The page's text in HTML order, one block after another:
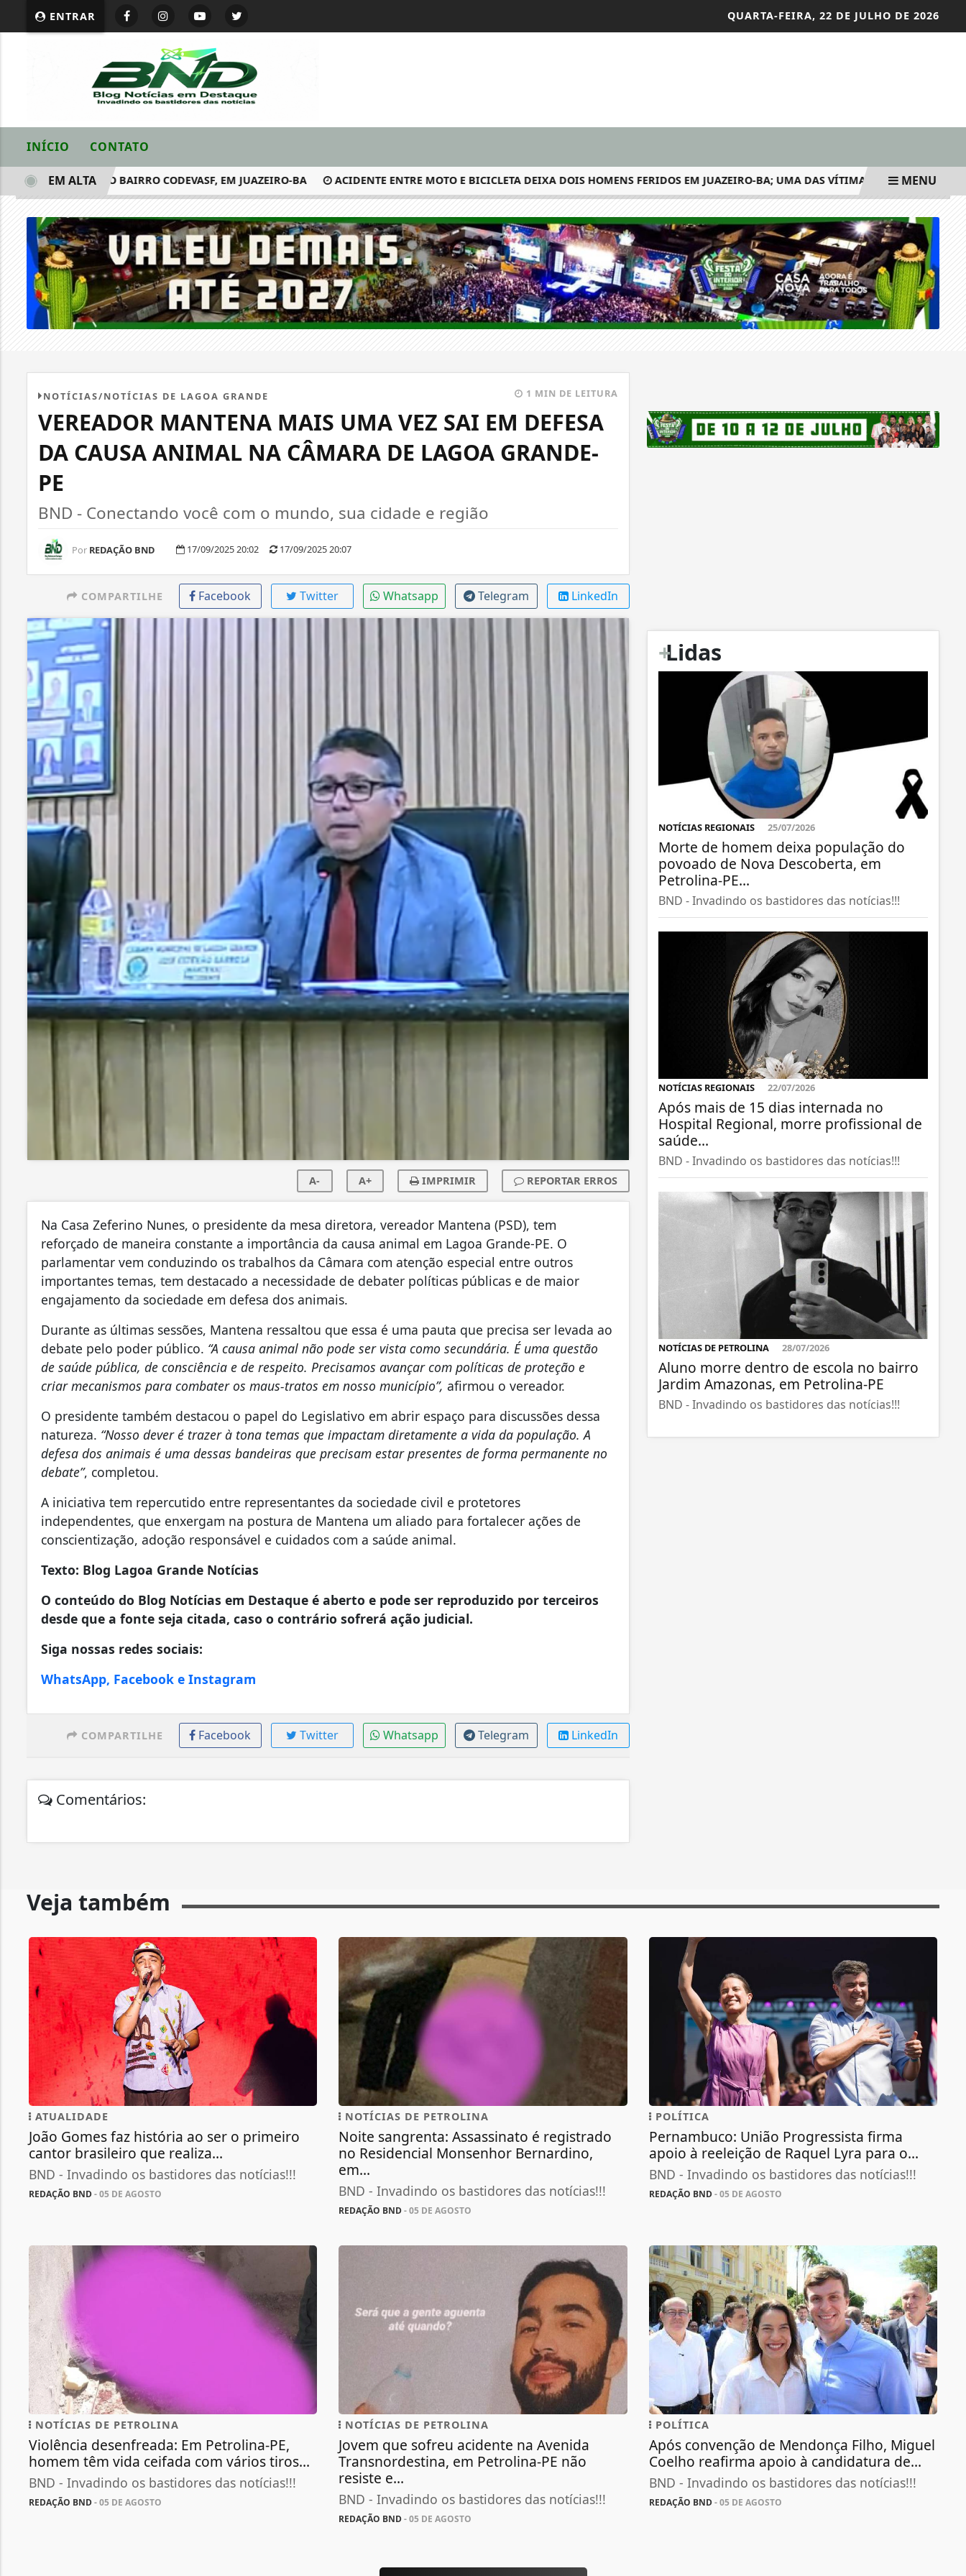
ENTRAR QUARTA-FEIRA, 22 DE JULHO DE 2026
INÍCIO CONTATO
MORTA NO BAIRRO CODEVASF, EM JUAZEIRO-BA ACIDENTE ENTRE MOTO E BICICLETA DEIXA DOIS HOMENS FERIDOS EM JUAZEIRO-BA; UMA DAS VÍTIMAS COM...
EM ALTA MENU
NOTÍCIAS/NOTÍCIAS DE LAGOA GRANDE 1 MIN DE LEITURA
VEREADOR MANTENA MAIS UMA VEZ SAI EM DEFESA
DA CAUSA ANIMAL NA CÂMARA DE LAGOA GRANDE-
PE
BND - Conectando você com o mundo, sua cidade e região
Por REDAÇÃO BND 17/09/2025 20:02 17/09/2025 20:07
COMPARTILHE Facebook Twitter Whatsapp Telegram LinkedIn
A- A+ IMPRIMIR REPORTAR ERROS
Na Casa Zeferino Nunes, o presidente da mesa diretora, vereador Mantena (PSD), tem
reforçado de maneira constante a importância da causa animal em Lagoa Grande-PE. O
parlamentar vem conduzindo os trabalhos da Câmara com atenção especial entre outros
importantes temas, tem destacado a necessidade de debater políticas públicas e de maior
engajamento da sociedade em defesa dos animais.
Durante as últimas sessões, Mantena ressaltou que essa é uma pauta que precisa ser levada ao
debate pelo poder público. “A causa animal não pode ser vista como secundária. É uma questão
de saúde pública, de consciência e de respeito. Precisamos avançar com políticas de proteção e
criar mecanismos para combater os maus-tratos em nosso município”, afirmou o vereador.
O presidente também destacou o papel do Legislativo em abrir espaço para discussões dessa
natureza. “Nosso dever é trazer à tona temas que impactam diretamente a vida da população. A
defesa dos animais é uma dessas bandeiras que precisam estar presentes de forma permanente no
debate”, completou.
A iniciativa tem repercutido entre representantes da sociedade civil e protetores
independentes, que enxergam na postura de Mantena um aliado para fortalecer ações de
conscientização, adoção responsável e cuidados com a saúde animal.
Texto: Blog Lagoa Grande Notícias
O conteúdo do Blog Notícias em Destaque é aberto e pode ser reproduzido por terceiros
desde que a fonte seja citada, caso o contrário sofrerá ação judicial.
Siga nossas redes sociais:
WhatsApp, Facebook e Instagram
COMPARTILHE Facebook Twitter Whatsapp Telegram LinkedIn
Comentários:
+
Lidas
NOTÍCIAS REGIONAIS 25/07/2026
Morte de homem deixa população do
povoado de Nova Descoberta, em
Petrolina-PE...
BND - Invadindo os bastidores das notícias!!!
NOTÍCIAS REGIONAIS 22/07/2026
Após mais de 15 dias internada no
Hospital Regional, morre profissional de
saúde...
BND - Invadindo os bastidores das notícias!!!
NOTÍCIAS DE PETROLINA 28/07/2026
Aluno morre dentro de escola no bairro
Jardim Amazonas, em Petrolina-PE
BND - Invadindo os bastidores das notícias!!!
Veja também
ATUALIDADE
João Gomes faz história ao ser o primeiro
cantor brasileiro que realiza...
BND - Invadindo os bastidores das notícias!!!
REDAÇÃO BND- 05 DE AGOSTO
NOTÍCIAS DE PETROLINA
Noite sangrenta: Assassinato é registrado
no Residencial Monsenhor Bernardino,
em...
BND - Invadindo os bastidores das notícias!!!
REDAÇÃO BND- 05 DE AGOSTO
POLÍTICA
Pernambuco: União Progressista firma
apoio à reeleição de Raquel Lyra para o...
BND - Invadindo os bastidores das notícias!!!
REDAÇÃO BND- 05 DE AGOSTO
NOTÍCIAS DE PETROLINA
Violência desenfreada: Em Petrolina-PE,
homem têm vida ceifada com vários tiros...
BND - Invadindo os bastidores das notícias!!!
REDAÇÃO BND- 05 DE AGOSTO
NOTÍCIAS DE PETROLINA
Jovem que sofreu acidente na Avenida
Transnordestina, em Petrolina-PE não
resiste e...
BND - Invadindo os bastidores das notícias!!!
REDAÇÃO BND- 05 DE AGOSTO
POLÍTICA
Após convenção de Mendonça Filho, Miguel
Coelho reafirma apoio à candidatura de...
BND - Invadindo os bastidores das notícias!!!
REDAÇÃO BND- 05 DE AGOSTO